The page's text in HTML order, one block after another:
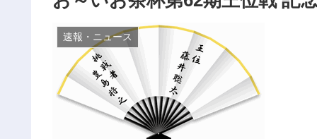
速報・ニュース